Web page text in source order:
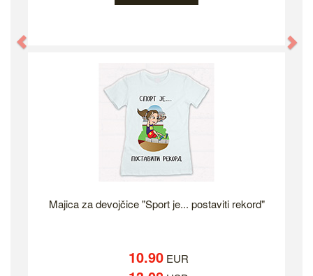
Majica za devojčice "Sport je... postaviti rekord"
10.90EUR